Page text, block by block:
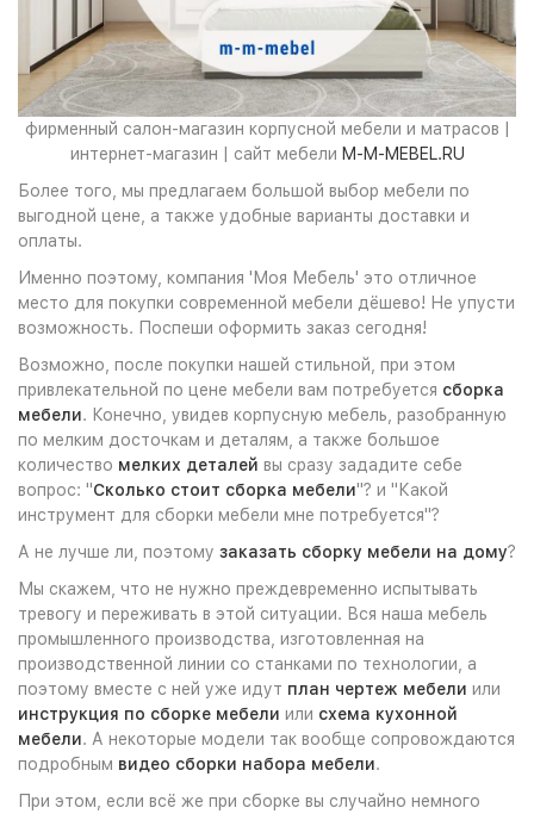
фирменный салон-магазин корпусной мебели и матрасов |
интернет-магазин | сайт мебели M-M-MEBEL.RU
Более того, мы предлагаем большой выбор мебели по
выгодной цене, а также удобные варианты доставки и
оплаты.
Именно поэтому, компания 'Моя Мебель' это отличное
место для покупки современной мебели дёшево! Не упусти
возможность. Поспеши оформить заказ сегодня!
Возможно, после покупки нашей стильной, при этом
привлекательной по цене мебели вам потребуется сборка
мебели. Конечно, увидев корпусную мебель, разобранную
по мелким досточкам и деталям, а также большое
количество мелких деталей вы сразу зададите себе
вопрос: "Сколько стоит сборка мебели"? и "Какой
инструмент для сборки мебели мне потребуется"?
А не лучше ли, поэтому заказать сборку мебели на дому?
Мы скажем, что не нужно преждевременно испытывать
тревогу и переживать в этой ситуации. Вся наша мебель
промышленного производства, изготовленная на
производственной линии со станками по технологии, а
поэтому вместе с ней уже идут план чертеж мебели или
инструкция по сборке мебели или схема кухонной
мебели. А некоторые модели так вообще сопровождаются
подробным видео сборки набора мебели.
При этом, если всё же при сборке вы случайно немного